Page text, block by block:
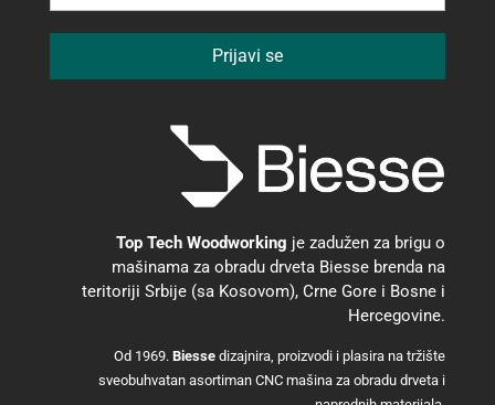
Top Tech Woodworking je zadužen za brigu o
mašinama za obradu drveta Biesse brenda na
teritoriji Srbije (sa Kosovom), Crne Gore i Bosne i
Hercegovine.
Od 1969.Biesse dizajnira, proizvodi i plasira na tržište
sveobuhvatan asortiman CNC mašina za obradu drveta i